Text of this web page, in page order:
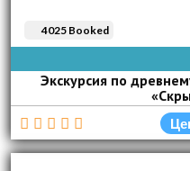
Экскурсия по
4025 Booked